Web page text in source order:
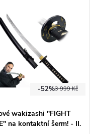
háv.
3 999 Kč
-52%
wakizashi "FIGHT
na kontaktní šerm! - II.